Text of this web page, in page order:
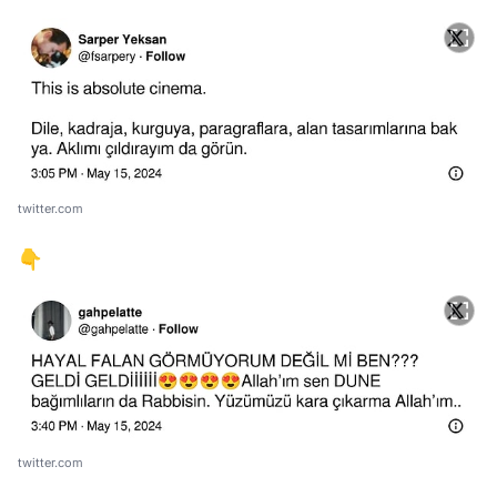
twitter.com
👇
twitter.com